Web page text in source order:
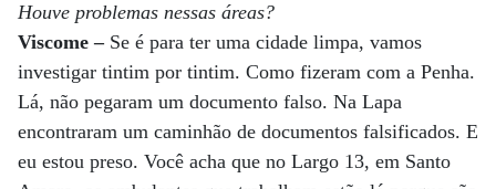
Houve problemas nessas áreas?
Viscome –Se é para ter uma cidade limpa, vamos
investigar tintim por tintim. Como fizeram com a Penha.
Lá, não pegaram um documento falso. Na Lapa
encontraram um caminhão de documentos falsificados. E
eu estou preso. Você acha que no Largo 13, em Santo